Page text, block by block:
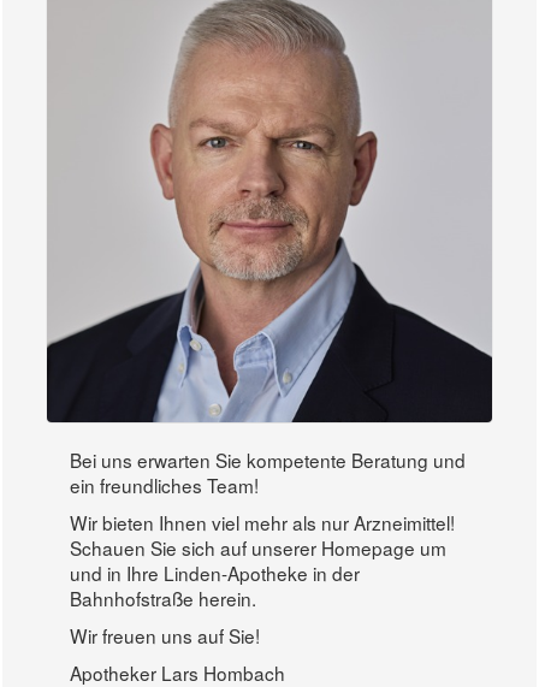
Bei uns erwarten Sie kompetente Beratung und
ein freundliches Team!
Wir bieten Ihnen viel mehr als nur Arzneimittel!
Schauen Sie sich auf unserer Homepage um
und in Ihre Linden-Apotheke in der
Bahnhofstraße herein.
Wir freuen uns auf Sie!
Apotheker Lars Hombach